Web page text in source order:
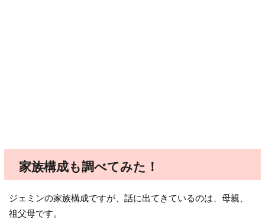
家族構成も調べてみた！
ジェミンの家族構成ですが、話に出てきているのは、母親、
祖父母です。